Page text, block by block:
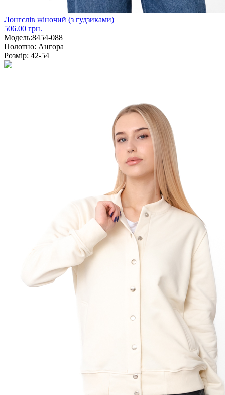
Лонгслів жіночий (з гудзиками)
506.00 грн.
Модель:8454-088
Полотно: Ангора
Розмір: 42-54